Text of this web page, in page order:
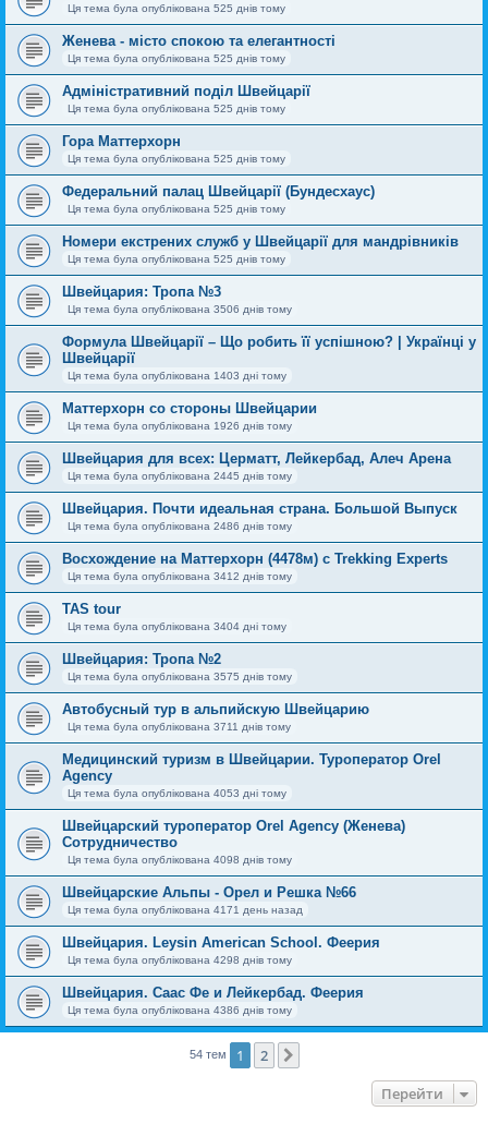
Ця тема була опублікована 525 днів тому
Женева - місто спокою та елегантності
Ця тема була опублікована 525 днів тому
Адміністративний поділ Швейцарії
Ця тема була опублікована 525 днів тому
Гора Маттерхорн
Ця тема була опублікована 525 днів тому
Федеральний палац Швейцарії (Бундесхаус)
Ця тема була опублікована 525 днів тому
Номери екстрених служб у Швейцарії для мандрівників
Ця тема була опублікована 525 днів тому
Швейцария: Тропа №3
Ця тема була опублікована 3506 днів тому
Формула Швейцарії – Що робить її успішною? | Українці у
Швейцарії
Ця тема була опублікована 1403 дні тому
Маттерхорн со стороны Швейцарии
Ця тема була опублікована 1926 днів тому
Швейцария для всех: Церматт, Лейкербад, Алеч Арена
Ця тема була опублікована 2445 днів тому
Швейцария. Почти идеальная страна. Большой Выпуск
Ця тема була опублікована 2486 днів тому
Восхождение на Маттерхорн (4478м) с Trekking Experts
Ця тема була опублікована 3412 днів тому
TAS tour
Ця тема була опублікована 3404 дні тому
Швейцария: Тропа №2
Ця тема була опублікована 3575 днів тому
Автобусный тур в альпийскую Швейцарию
Ця тема була опублікована 3711 днів тому
Медицинский туризм в Швейцарии. Туроператор Orel
Agency
Ця тема була опублікована 4053 дні тому
Швейцарский туроператор Orel Agency (Женева)
Сотрудничество
Ця тема була опублікована 4098 днів тому
Швейцарские Альпы - Орел и Решка №66
Ця тема була опублікована 4171 день назад
Швейцария. Leysin American School. Феерия
Ця тема була опублікована 4298 днів тому
Швейцария. Саас Фе и Лейкербад. Феерия
Ця тема була опублікована 4386 днів тому
54 тем 1 2
Перейти